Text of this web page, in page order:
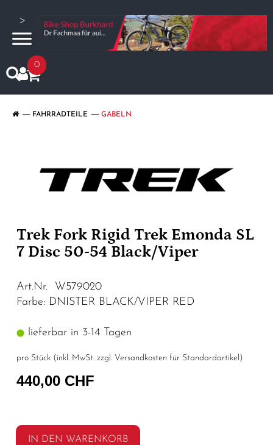
>
0
FAHRRADTEILE GABELN
Trek Fork Rigid Trek Emonda SL
7 Disc 50-54 Black/Viper
Art.Nr. W579020
Farbe: DNISTER BLACK/VIPER RED
lieferbar in 3-14 Tagen
pro Stück (inkl. MwSt. zzgl. Versandkosten für Standardartikel )
440,00 CHF
IN DEN WARENKORB